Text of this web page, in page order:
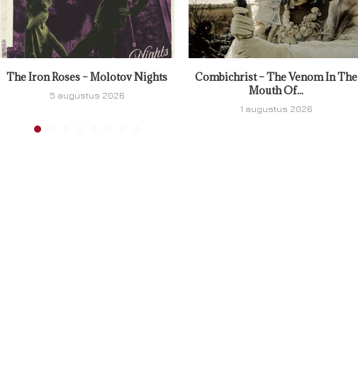
The Iron Roses – Molotov Nights
5 augustus 2026
Combichrist – The Venom In The
Mouth Of...
1 augustus 2026